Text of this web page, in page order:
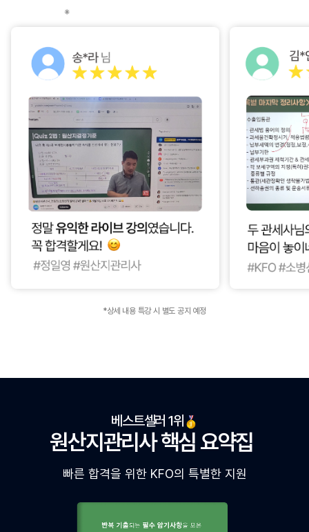
*상세 내용 특강 시 별도 공지 예정
베스트셀러 1위
원산지관리사 핵심 요약집
빠른 합격을 위한 KFO의 특별한 지원